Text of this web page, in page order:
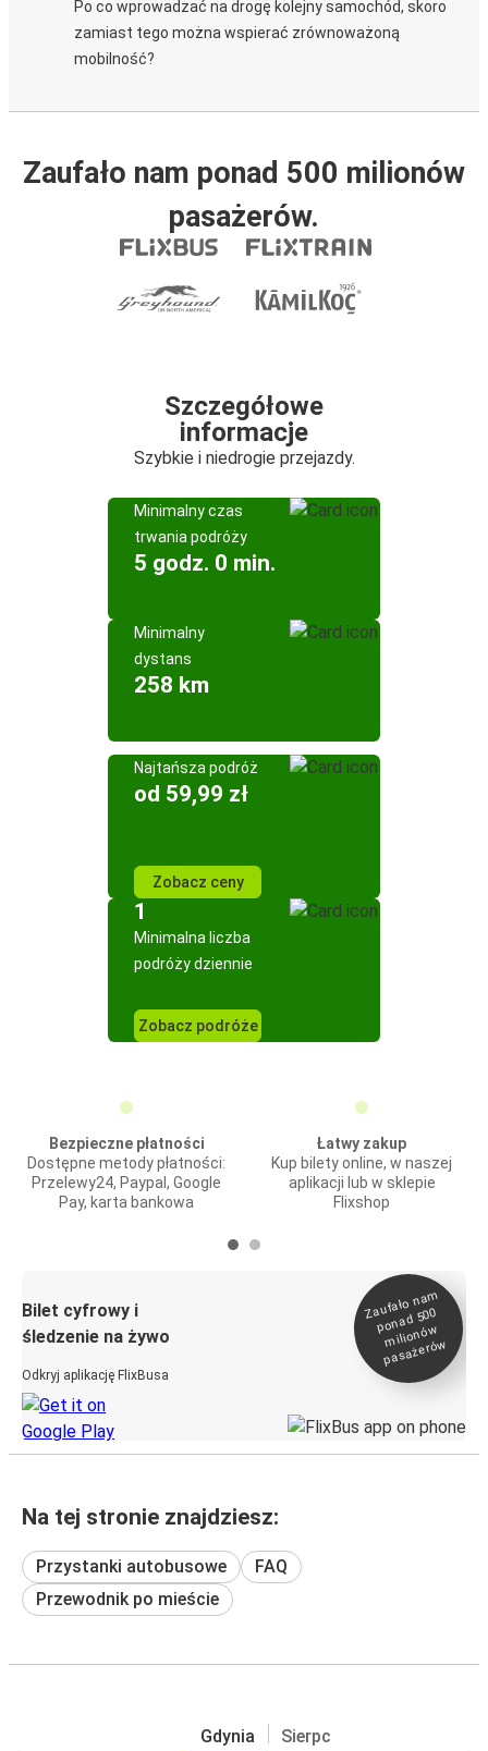
Po co wprowadzać na drogę kolejny samochód, skoro
zamiast tego można wspierać zrównoważoną
mobilność?
Zaufało nam ponad 500 milionów
pasażerów.
Szczegółowe
informacje
Szybkie i niedrogie przejazdy.
Minimalny czas
trwania podróży
5 godz. 0 min.
Minimalny
dystans
258 km
Najtańsza podróż
od 59,99 zł
Zobacz ceny
1
Minimalna liczba
podróży dziennie
Zobacz podróże
Bezpieczne płatności
Dostępne metody płatności:
Przelewy24, Paypal, Google
Pay, karta bankowa
Łatwy zakup
Kup bilety online, w naszej
aplikacji lub w sklepie
Flixshop
Bilet cyfrowy i
śledzenie na żywo
Odkryj aplikację FlixBusa
Zaufało na
m
ponad 500
milionó
w
pasażeró
w
Na tej stronie znajdziesz:
Przystanki autobusowe
FAQ
Przewodnik po mieście
Gdynia Sierpc